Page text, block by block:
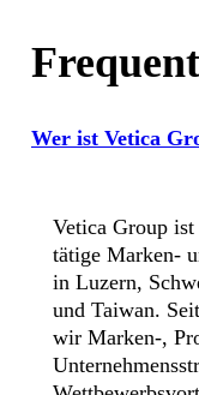
Wer ist Vetica
Vetica Group
tätige Marken-
in Luzern,
und Taiwan.
wir Marken-,